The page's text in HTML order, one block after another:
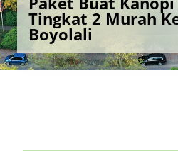
Tingkat 2 Murah
Boyolali